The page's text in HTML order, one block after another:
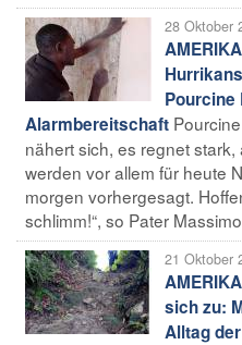
28 Oktober
Pourcine
Alarmbereitschaft
nähert sich, es regnet
werden vor allem für heute
morgen vorhergesagt.
schlimm!“, so Pater
21 Oktober
sich zu:
Alltag